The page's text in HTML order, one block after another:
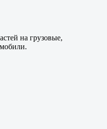
на грузовые,